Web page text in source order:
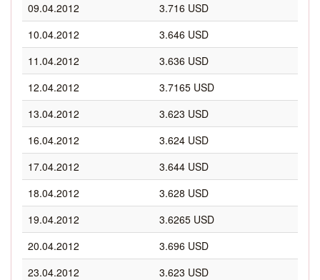
09.04.2012
3.716 USD
10.04.2012
3.646 USD
11.04.2012
3.636 USD
12.04.2012
3.7165 USD
13.04.2012
3.623 USD
16.04.2012
3.624 USD
17.04.2012
3.644 USD
18.04.2012
3.628 USD
19.04.2012
3.6265 USD
20.04.2012
3.696 USD
23.04.2012
3.623 USD